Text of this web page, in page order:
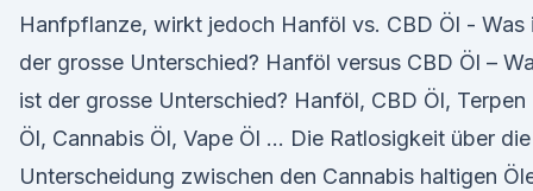
Hanfpflanze, wirkt jedoch Hanföl vs. CBD Öl - Was
der grosse Unterschied? Hanföl versus CBD Öl –
ist der grosse Unterschied? Hanföl, CBD Öl, Terpen
Öl, Cannabis Öl, Vape Öl … Die Ratlosigkeit über die
Unterscheidung zwischen den Cannabis haltigen